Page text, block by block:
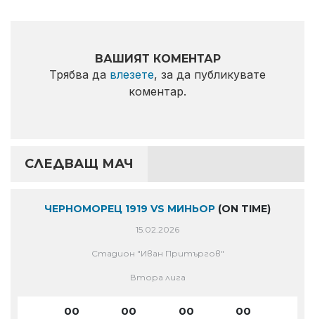
ВАШИЯТ КОМЕНТАР
Трябва да влезете, за да публикувате
коментар.
СЛЕДВАЩ МАЧ
ЧЕРНОМОРЕЦ 1919 VS МИНЬОР (ON TIME)
15.02.2026
Стадион "Иван Притъргов"
Втора лига
00 00 00 00